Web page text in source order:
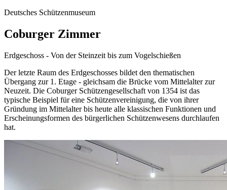
Deutsches Schützenmuseum
Coburger Zimmer
Erdgeschoss - Von der Steinzeit bis zum Vogelschießen
Der letzte Raum des Erdgeschosses bildet den thematischen
Übergang zur 1. Etage - gleichsam die Brücke vom Mittelalter zur
Neuzeit. Die Coburger Schützengesellschaft von 1354 ist das
typische Beispiel für eine Schützenvereinigung, die von ihrer
Gründung im Mittelalter bis heute alle klassischen Funktionen und
Erscheinungsformen des bürgerlichen Schützenwesens durchlaufen
hat.